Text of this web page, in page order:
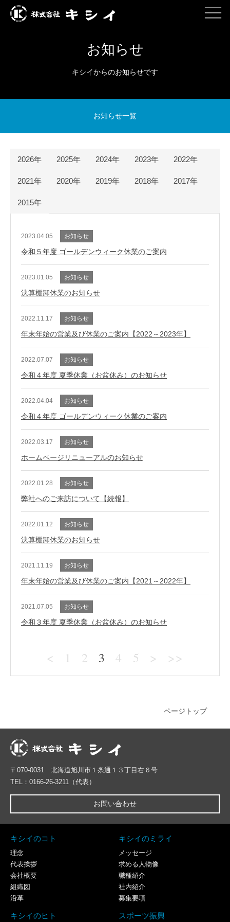
お知らせ
キシイからのお知らせです
お知らせ一覧
2026年 2025年 2024年 2023年 2022年
2021年 2020年 2019年 2018年 2017年
2015年
2023.04.05 お知らせ
令和５年度 ゴールデンウィーク休業のご案内
2023.01.05 お知らせ
決算棚卸休業のお知らせ
2022.11.17 お知らせ
年末年始の営業及び休業のご案内【2022～2023年】
2022.07.07 お知らせ
令和４年度 夏季休業（お盆休み）のお知らせ
2022.04.04 お知らせ
令和４年度 ゴールデンウィーク休業のご案内
2022.03.17 お知らせ
ホームページリニューアルのお知らせ
2022.01.28 お知らせ
弊社へのご来訪について【続報】
2022.01.12 お知らせ
決算棚卸休業のお知らせ
2021.11.19 お知らせ
年末年始の営業及び休業のご案内【2021～2022年】
2021.07.05 お知らせ
令和３年度 夏季休業（お盆休み）のお知らせ
< 1 2 3 4 5 > >>
ページトップ
〒070-0031 北海道旭川市１条通１３丁目右６号
TEL：0166-26-3211（代表）
お問い合わせ
キシイのコト
理念
代表挨拶
会社概要
組織図
沿革
キシイのヒト
キシイのミライ
メッセージ
求める人物像
職種紹介
社内紹介
募集要項
スポーツ振興